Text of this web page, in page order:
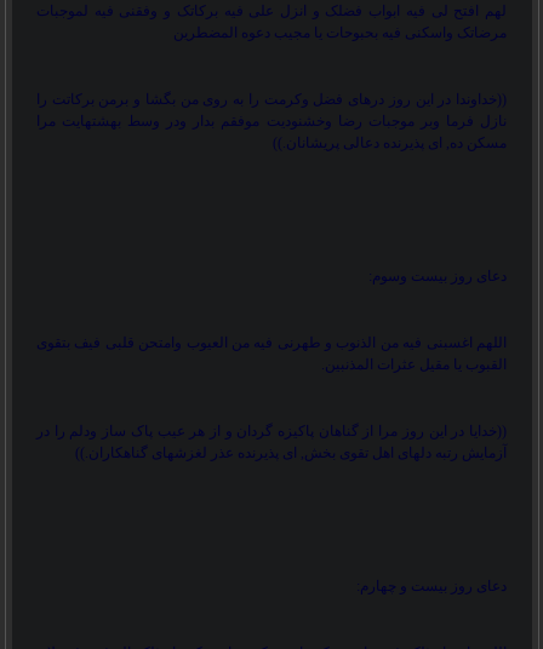
لهم افتح لی فیه ابواب فضلک و انزل علی فیه برکاتک و وفقنی فیه لموجبات
مرضاتک واسکنی فیه بحبوحات یا مجیب دعوه المضطرین
)) خداوندا در این روز درهای فضل وکرمت را به روی من بگشا و برمن برکاتت را
نازل فرما وبر موجبات رضا وخشنودیت موفقم بدار ودر وسط بهشتهایت مرا
مسکن ده, ای پذیرنده دعالی پریشانان.
دعای روز بیست وسوم:
اللهم اغسبنی فیه من الذنوب و طهرنی فیه من العیوب وامتحن قلبی فیف بتقوی
القبوب یا مقیل عثرات المذنبین.
)) خدایا در این روز مرا از گناهان پاکیزه گردان و از هر عیب پاک ساز ودلم را در
آزمایش رتبه دلهای اهل تقوی بخش, ای پذیرنده عذر لغزشهای گناهکاران.
دعای روز بیست و چهارم: